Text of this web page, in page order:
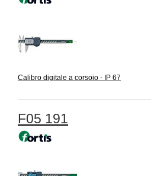
Calibro digitale a corsoio - IP 67
F05 191